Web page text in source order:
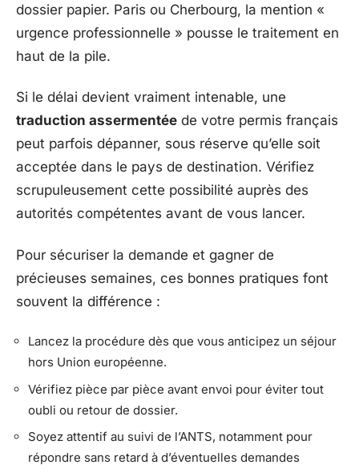
dossier papier. Paris ou Cherbourg, la mention «
urgence professionnelle » pousse le traitement en
haut de la pile.
Si le délai devient vraiment intenable, une
traduction assermentée de votre permis français
peut parfois dépanner, sous réserve qu’elle soit
acceptée dans le pays de destination. Vérifiez
scrupuleusement cette possibilité auprès des
autorités compétentes avant de vous lancer.
Pour sécuriser la demande et gagner de
précieuses semaines, ces bonnes pratiques font
souvent la différence :
Lancez la procédure dès que vous anticipez un séjour
hors Union européenne.
Vérifiez pièce par pièce avant envoi pour éviter tout
oubli ou retour de dossier.
Soyez attentif au suivi de l’ANTS, notamment pour
répondre sans retard à d’éventuelles demandes